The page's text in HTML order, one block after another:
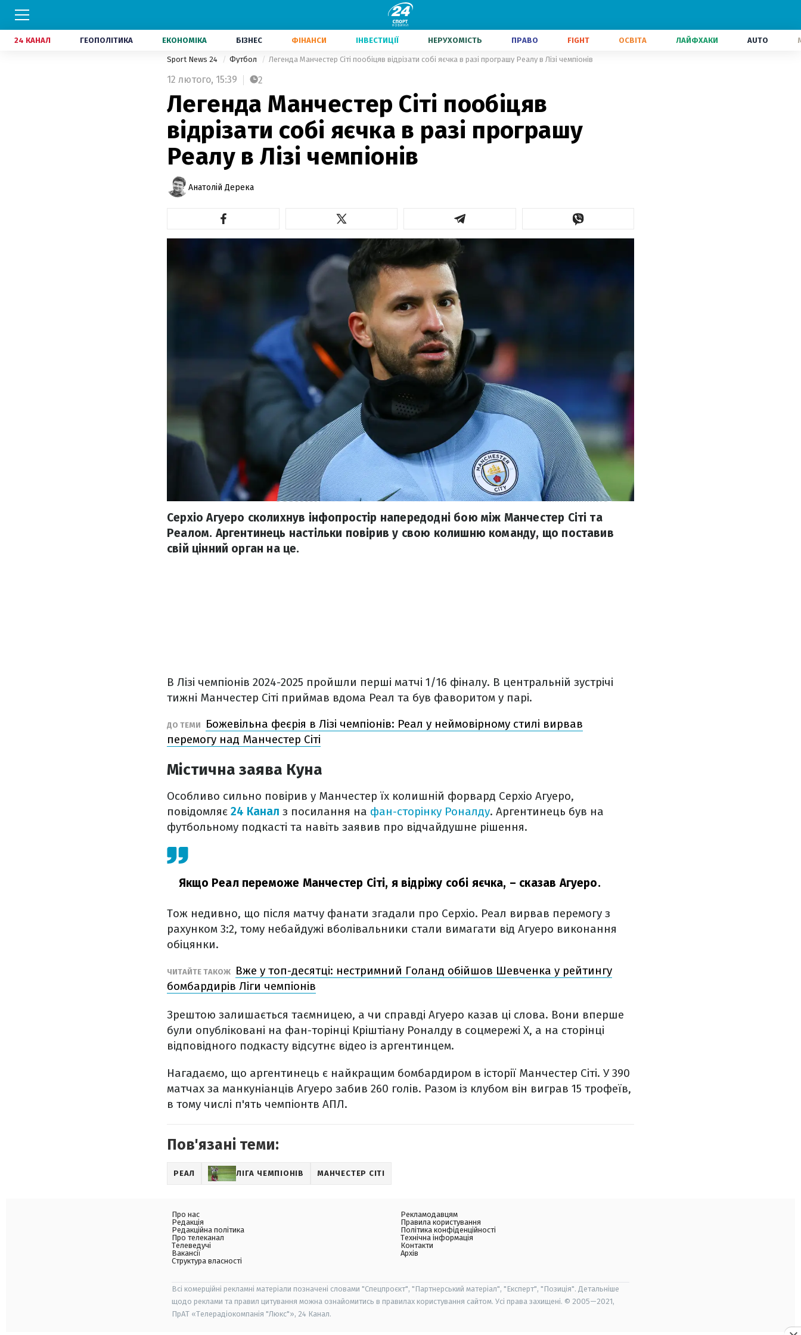
24 КАНАЛ ГЕОПОЛІТИКА ЕКОНОМІКА БІЗНЕС ФІНАНСИ ІНВЕСТИЦІЇ НЕРУХОМІСТЬ ПРАВО FIGHT ОСВІТА ЛАЙФХАКИ AUTO
Sport News 24 Футбол Легенда Манчестер Сіті пообіцяв відрізати собі яєчка в разі програшу Реалу в Лізі чемпіонів
12 лютого, 15:39 2
Легенда Манчестер Сіті пообіцяв
відрізати собі яєчка в разі програшу
Реалу в Лізі чемпіонів
Анатолій Дерека
Серхіо Агуеро сколихнув інфопростір напередодні бою між Манчестер Сіті та
Реалом. Аргентинець настільки повірив у свою колишню команду, що поставив
свій цінний орган на це.
В Лізі чемпіонів 2024-2025 пройшли перші матчі 1/16 фіналу. В центральній зустрічі
тижні Манчестер Сіті приймав вдома Реал та був фаворитом у парі.
ДО ТЕМИ
Божевільна феєрія в Лізі чемпіонів: Реал у неймовірному стилі вирвав
перемогу над Манчестер Сіті
Містична заява Куна
Особливо сильно повірив у Манчестер їх колишній форвард Серхіо Агуеро,
повідомляє 24 Канал з посилання на фан-сторінку Роналду. Аргентинець був на
футбольному подкасті та навіть заявив про відчайдушне рішення.
Якщо Реал переможе Манчестер Сіті, я відріжу собі яєчка, – сказав Агуеро.
Тож недивно, що після матчу фанати згадали про Серхіо. Реал вирвав перемогу з
рахунком 3:2, тому небайдужі вболівальники стали вимагати від Агуеро виконання
обіцянки.
ЧИТАЙТЕ ТАКОЖ
Вже у топ-десятці: нестримний Голанд обійшов Шевченка у рейтингу
бомбардирів Ліги чемпіонів
Зрештою залишається таємницею, а чи справді Агуеро казав ці слова. Вони вперше
були опубліковані на фан-торінці Кріштіану Роналду в соцмережі X, а на сторінці
відповідного подкасту відсутнє відео із аргентинцем.
Нагадаємо, що аргентинець є найкращим бомбардиром в історії Манчестер Сіті. У 390
матчах за манкуніанців Агуеро забив 260 голів. Разом із клубом він виграв 15 трофеїв,
в тому числі п'ять чемпіонтв АПЛ.
Пов'язані теми:
РЕАЛ ЛІГА ЧЕМПІОНІВ МАНЧЕСТЕР СІТІ
Про нас
Редакція
Редакційна політика
Про телеканал
Телеведучі
Вакансії
Структура власності
Рекламодавцям
Правила користування
Політика конфіденційності
Технічна інформація
Контакти
Архів
Всі комерційні рекламні матеріали позначені словами "Спецпроєкт", "Партнерський матеріал", "Експерт", "Позиція". Детальніше
щодо реклами та правил цитування можна ознайомитись в правилах користування сайтом. Усі права захищені. © 2005—2021,
ПрАТ «Телерадіокомпанія "Люкс"», 24 Канал.